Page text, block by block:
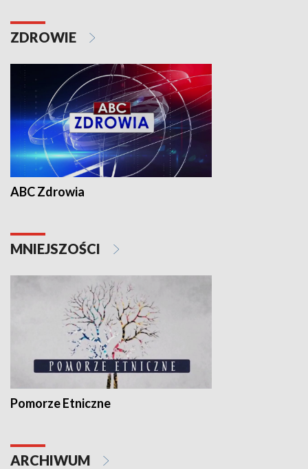
ZDROWIE
ABC Zdrowia
MNIEJSZOŚCI
Pomorze Etniczne
ARCHIWUM